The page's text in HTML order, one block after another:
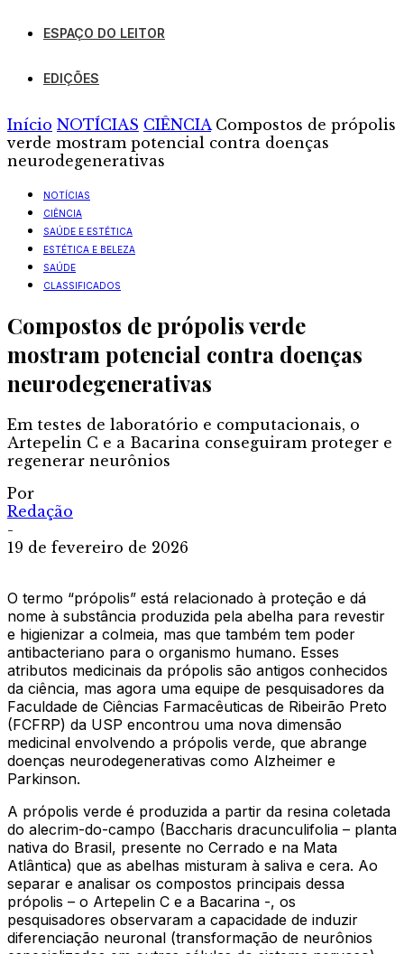
ESPAÇO DO LEITOR
EDIÇÕES
Início NOTÍCIAS CIÊNCIA Compostos de própolis
verde mostram potencial contra doenças
neurodegenerativas
NOTÍCIAS
CIÊNCIA
SAÚDE E ESTÉTICA
ESTÉTICA E BELEZA
SAÚDE
CLASSIFICADOS
Compostos de própolis verde
mostram potencial contra doenças
neurodegenerativas
Em testes de laboratório e computacionais, o
Artepelin C e a Bacarina conseguiram proteger e
regenerar neurônios
Por
Redação
-
19 de fevereiro de 2026
O termo “própolis” está relacionado à proteção e dá
nome à substância produzida pela abelha para revestir
e higienizar a colmeia, mas que também tem poder
antibacteriano para o organismo humano. Esses
atributos medicinais da própolis são antigos conhecidos
da ciência, mas agora uma equipe de pesquisadores da
Faculdade de Ciências Farmacêuticas de Ribeirão Preto
(FCFRP) da USP encontrou uma nova dimensão
medicinal envolvendo a própolis verde, que abrange
doenças neurodegenerativas como Alzheimer e
Parkinson.
A própolis verde é produzida a partir da resina coletada
do alecrim-do-campo (Baccharis dracunculifolia – planta
nativa do Brasil, presente no Cerrado e na Mata
Atlântica) que as abelhas misturam à saliva e cera. Ao
separar e analisar os compostos principais dessa
própolis – o Artepelin C e a Bacarina -, os
pesquisadores observaram a capacidade de induzir
diferenciação neuronal (transformação de neurônios